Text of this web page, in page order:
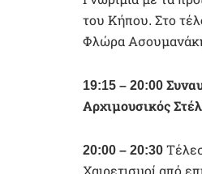
του Κήπου. Στο
Φλώρα
19:15 – 20:00
Αρχιμουσικός
20:00 – 20:30
Χαιρετισμοί από